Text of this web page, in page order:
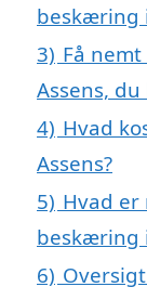
beskæring
3) Få
Assens,
4) Hvad
Assens?
5) Hvad er
beskæring
6)